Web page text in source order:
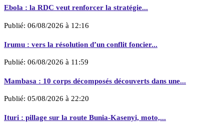
Ebola : la RDC veut renforcer la stratégie...
Publié: 06/08/2026 à 12:16
Irumu : vers la résolution d’un conflit foncier...
Publié: 06/08/2026 à 11:59
Mambasa : 10 corps décomposés découverts dans une...
Publié: 05/08/2026 à 22:20
Ituri : pillage sur la route Bunia-Kasenyi, moto,...